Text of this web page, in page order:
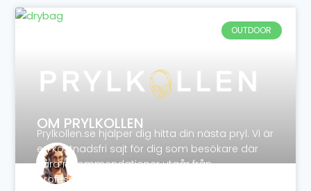
OUTDOOR
OM PRYLKOLLEN
Prylkollen.se hjälper dig hitta din nästa pryl. Vi är
en kostnadsfri sajt för dig som besökare där
våra rekommendationer utgår från
professionella tester och kunders egna